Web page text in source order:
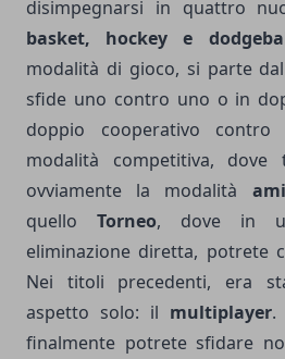
disimpegnarsi in quattro
basket, hockey e
modalità di gioco, si parte
sfide uno contro uno o in
doppio cooperativo
modalità competitiva,
ovviamente la modalità
quello Torneo, dove in
eliminazione diretta, potrete
Nei titoli precedenti, era
aspetto solo: il multiplayer.
finalmente potrete sfidare